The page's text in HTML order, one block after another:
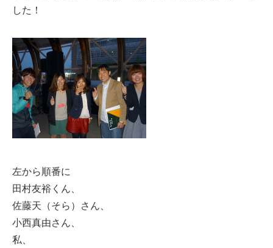
した！
左から順番に
田村友裕くん、
佐藤天（そら）さん、
小西真由さん、
私、